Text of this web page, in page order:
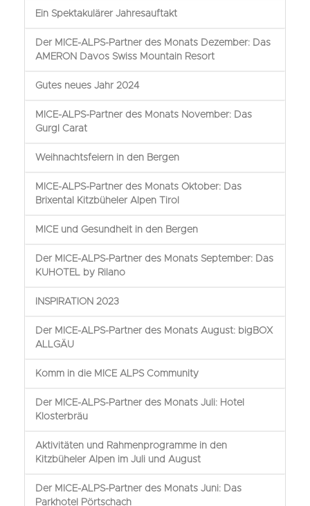
Ein Spektakulärer Jahresauftakt
Der MICE-ALPS-Partner des Monats Dezember: Das
AMERON Davos Swiss Mountain Resort
Gutes neues Jahr 2024
MICE-ALPS-Partner des Monats November: Das
Gurgl Carat
Weihnachtsfeiern in den Bergen
MICE-ALPS-Partner des Monats Oktober: Das
Brixental Kitzbüheler Alpen Tirol
MICE und Gesundheit in den Bergen
Der MICE-ALPS-Partner des Monats September: Das
KUHOTEL by Rilano
INSPIRATION 2023
Der MICE-ALPS-Partner des Monats August: bigBOX
ALLGÄU
Komm in die MICE ALPS Community
Der MICE-ALPS-Partner des Monats Juli: Hotel
Klosterbräu
Aktivitäten und Rahmenprogramme in den
Kitzbüheler Alpen im Juli und August
Der MICE-ALPS-Partner des Monats Juni: Das
Parkhotel Pörtschach